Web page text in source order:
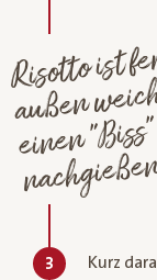
weich
3
Kurz